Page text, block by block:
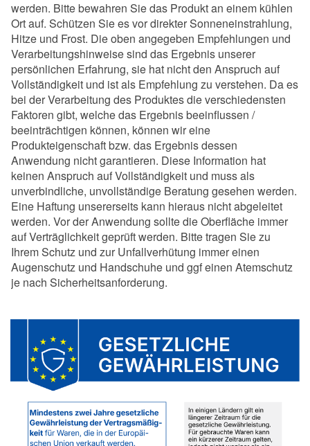
werden. Bitte bewahren Sie das Produkt an einem kühlen
Ort auf. Schützen Sie es vor direkter Sonneneinstrahlung,
Hitze und Frost. Die oben angegeben Empfehlungen und
Verarbeitungshinweise sind das Ergebnis unserer
persönlichen Erfahrung, sie hat nicht den Anspruch auf
Vollständigkeit und ist als Empfehlung zu verstehen. Da es
bei der Verarbeitung des Produktes die verschiedensten
Faktoren gibt, welche das Ergebnis beeinflussen /
beeinträchtigen können, können wir eine
Produkteigenschaft bzw. das Ergebnis dessen
Anwendung nicht garantieren. Diese Information hat
keinen Anspruch auf Vollständigkeit und muss als
unverbindliche, unvollständige Beratung gesehen werden.
Eine Haftung unsererseits kann hieraus nicht abgeleitet
werden. Vor der Anwendung sollte die Oberfläche immer
auf Verträglichkeit geprüft werden. Bitte tragen Sie zu
Ihrem Schutz und zur Unfallverhütung immer einen
Augenschutz und Handschuhe und ggf einen Atemschutz
je nach Sicherheitsanforderung.